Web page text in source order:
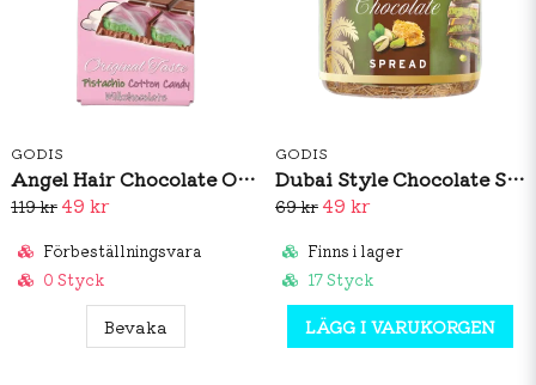
GODIS
Angel Hair Chocolate Original Taste 100g
119 kr 49 kr
Förbeställningsvara
0 Styck
Bevaka
GODIS
Dubai Style Chocolate Spread 150g
69 kr 49 kr
Finns i lager
17 Styck
LÄGG I VARUKORGEN